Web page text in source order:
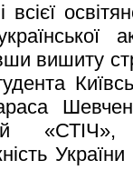
всієї
вишиту